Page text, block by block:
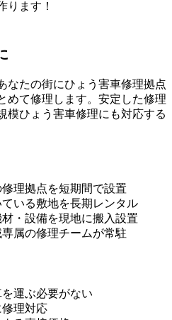
なたの街にひょう害車修理拠点
めて修理します。安定した修理
模ひょう害車修理にも対応する
理拠点を短期間で設置
いる敷地を長期レンタル
・設備を現地に搬入設置
属の修理チームが常駐
運ぶ必要がない
理対応